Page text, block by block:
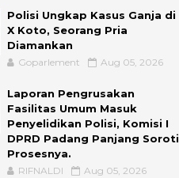
Polisi Ungkap Kasus Ganja di
X Koto, Seorang Pria
Diamankan
Goparlement Aug 05, 2026
Laporan Pengrusakan
Fasilitas Umum Masuk
Penyelidikan Polisi, Komisi I
DPRD Padang Panjang Soroti
Prosesnya.
RIFNALDI Aug 05, 2026